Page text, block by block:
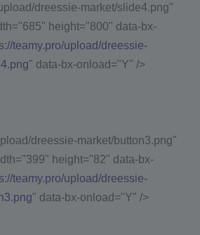
dreessie-market/slide4.png"
height="800" data-bx-
teamy.pro/upload/dreessie-
" data-bx-onload="Y" />
dreessie-market/button3.png"
height="82" data-bx-
teamy.pro/upload/dreessie-
" data-bx-onload="Y" />